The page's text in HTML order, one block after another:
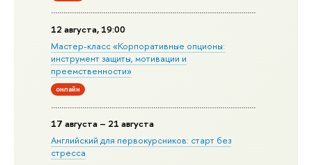
12 августа, 19:00
Мастер-класс «Корпоративные опционы:
инструмент защиты, мотивации и
преемственности»
онлайн
17 августа – 21 августа
Английский для первокурсников: старт без
стресса